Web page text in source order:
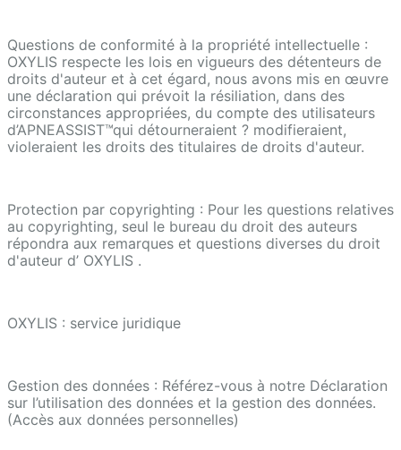
Questions de conformité à la propriété intellectuelle :
OXYLIS respecte les lois en vigueurs des détenteurs de
droits d'auteur et à cet égard, nous avons mis en œuvre
une déclaration qui prévoit la résiliation, dans des
circonstances appropriées, du compte des utilisateurs
d’APNEASSIST™qui détourneraient ? modifieraient,
violeraient les droits des titulaires de droits d'auteur.
Protection par copyrighting : Pour les questions relatives
au copyrighting, seul le bureau du droit des auteurs
répondra aux remarques et questions diverses du droit
d'auteur d’ OXYLIS .
OXYLIS : service juridique
Gestion des données : Référez-vous à notre Déclaration
sur l’utilisation des données et la gestion des données.
(Accès aux données personnelles)